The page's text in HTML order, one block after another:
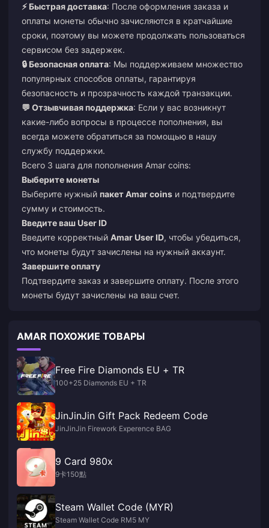
⚡ Быстрая доставка: После оформления заказа и
оплаты монеты обычно зачисляются в кратчайшие
сроки, поэтому вы можете продолжать пользоваться
сервисом без задержек.
🔒 Безопасная оплата: Мы поддерживаем множество
популярных способов оплаты, гарантируя
безопасность и прозрачность каждой транзакции.
💬 Отзывчивая поддержка: Если у вас возникнут
какие-либо вопросы в процессе пополнения, вы
всегда можете обратиться за помощью в нашу
службу поддержки.
Всего 3 шага для пополнения Amar coins:
Выберите монеты
Выберите нужный пакет Amar coins и подтвердите
сумму и стоимость.
Введите ваш User ID
Введите корректный Amar User ID, чтобы убедиться,
что монеты будут зачислены на нужный аккаунт.
Завершите оплату
Подтвердите заказ и завершите оплату. После этого
монеты будут зачислены на ваш счет.
AMAR ПОХОЖИЕ ТОВАРЫ
Free Fire Diamonds EU + TR
100+25 Diamonds EU + TR
JinJinJin Gift Pack Redeem Code
JinJinJin Firework Experence BAG
9 Card 980x
9卡150點
Steam Wallet Code (MYR)
Steam Wallet Code RM5 MY